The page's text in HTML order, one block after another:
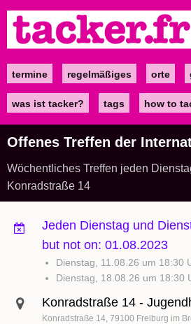
zum
Inhalt
Maintermine regelmäßiges orte
was ist tacker? tags how to
Offenes Treffen der
Wöchentliches Treffen jeden
Konradstraße 14
Jeden Dienstag und
but not on: 01.08.2023
Dienstag, 11.08.26 um 18:30
Dienstag, 18.08.26 um 18:30
Konradstraße 14 -
Konradstraße 14 79100 Freiburg im